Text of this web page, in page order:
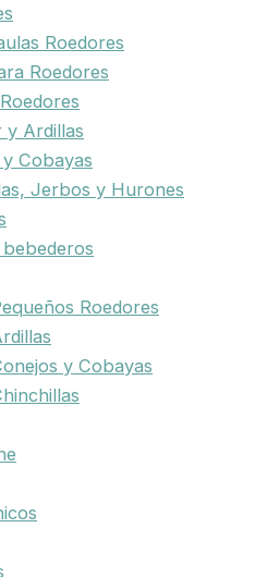
Roedores
Roedores
y Ardillas
Cobayas
Jerbos y Hurones
Roedores
y Cobayas